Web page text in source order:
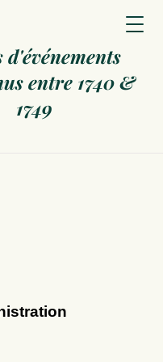
d'événements
entre 1740 &
1749